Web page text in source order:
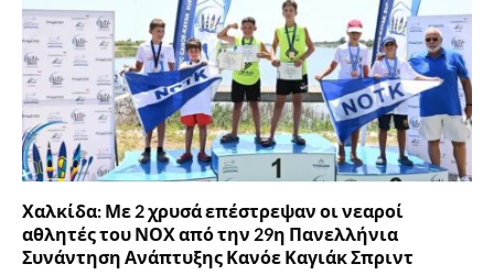
Χαλκίδα: Με 2 χρυσά επέστρεψαν οι νεαροί
αθλητές του ΝΟΧ από την 29η Πανελλήνια
Συνάντηση Ανάπτυξης Κανόε Καγιάκ Σπριντ